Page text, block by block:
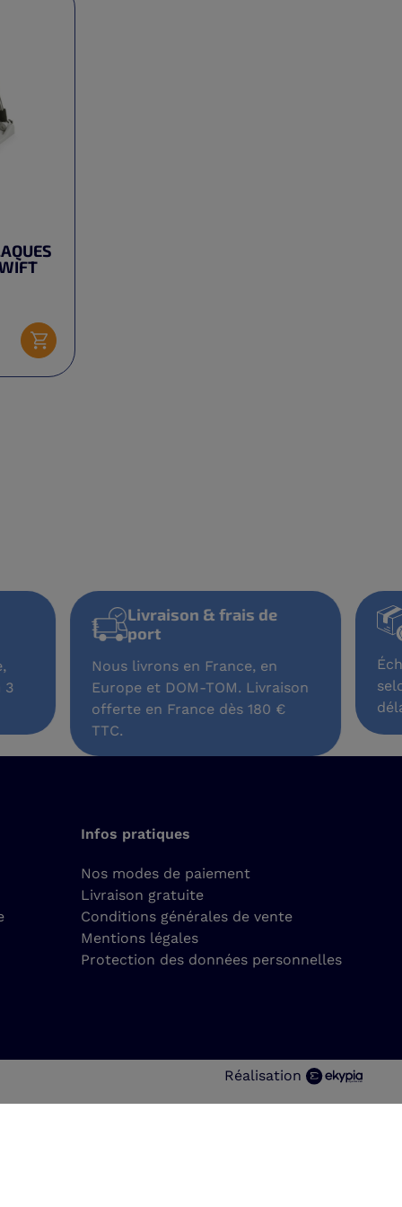
Ajouter au panier
3
Livraison & frais de
port
Nous livrons en France, en
Europe et DOM-TOM. Livraison
offerte en France dès 180 €
TTC.
Infos pratiques
Nos modes de paiement
Livraison gratuite
Conditions générales de vente
Mentions légales
Protection des données personnelles
Réalisation